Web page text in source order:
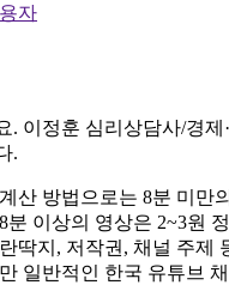
자
. 이정훈 심리상담사/경제
.
산 방법으로는 8분 미만
분 이상의 영상은 2~3원
딱지, 저작권, 채널 주제
일반적인 한국 유튜브